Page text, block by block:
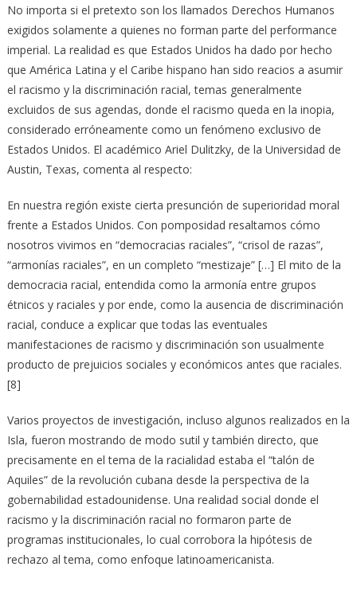
No importa si el pretexto son los llamados Derechos Humanos
exigidos solamente a quienes no forman parte del performance
imperial. La realidad es que Estados Unidos ha dado por hecho
que América Latina y el Caribe hispano han sido reacios a asumir
el racismo y la discriminación racial, temas generalmente
excluidos de sus agendas, donde el racismo queda en la inopia,
considerado erróneamente como un fenómeno exclusivo de
Estados Unidos. El académico Ariel Dulitzky, de la Universidad de
Austin, Texas, comenta al respecto:
En nuestra región existe cierta presunción de superioridad moral
frente a Estados Unidos. Con pomposidad resaltamos cómo
nosotros vivimos en “democracias raciales”, “crisol de razas”,
“armonías raciales”, en un completo “mestizaje” […] El mito de la
democracia racial, entendida como la armonía entre grupos
étnicos y raciales y por ende, como la ausencia de discriminación
racial, conduce a explicar que todas las eventuales
manifestaciones de racismo y discriminación son usualmente
producto de prejuicios sociales y económicos antes que raciales.
[8]
Varios proyectos de investigación, incluso algunos realizados en la
Isla, fueron mostrando de modo sutil y también directo, que
precisamente en el tema de la racialidad estaba el “talón de
Aquiles” de la revolución cubana desde la perspectiva de la
gobernabilidad estadounidense. Una realidad social donde el
racismo y la discriminación racial no formaron parte de
programas institucionales, lo cual corrobora la hipótesis de
rechazo al tema, como enfoque latinoamericanista.